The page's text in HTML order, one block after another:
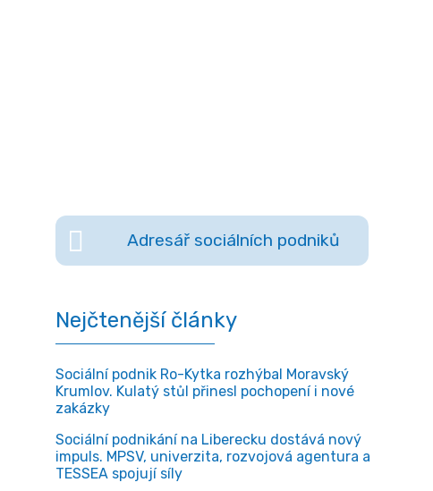
Adresář sociálních podniků
Nejčtenější články
Sociální podnik Ro-Kytka rozhýbal Moravský
Krumlov. Kulatý stůl přinesl pochopení i nové
zakázky
Sociální podnikání na Liberecku dostává nový
impuls. MPSV, univerzita, rozvojová agentura a
TESSEA spojují síly